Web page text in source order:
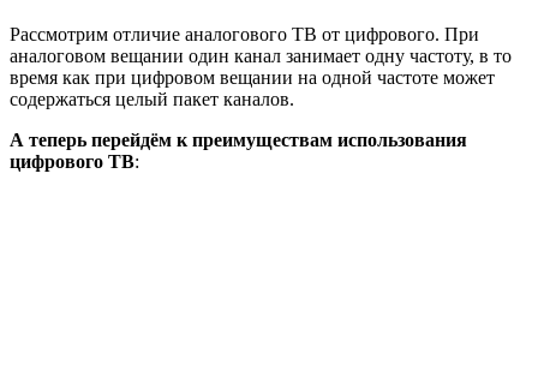
Рассмотрим отличие аналогового ТВ от цифрового. При
аналоговом вещании один канал занимает одну частоту, в то
время как при цифровом вещании на одной частоте может
содержаться целый пакет каналов.
А теперь перейдём к преимуществам использования
цифрового ТВ: